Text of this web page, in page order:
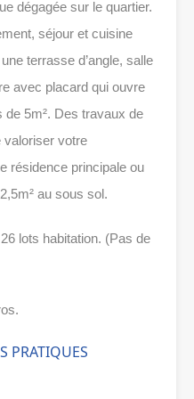
dégagée sur le quartier.
séjour et cuisine
terrasse d’angle, salle
avec placard qui ouvre
5m². Des travaux de
valoriser votre
résidence principale ou
au sous sol.
lots habitation. (Pas de
PRATIQUES